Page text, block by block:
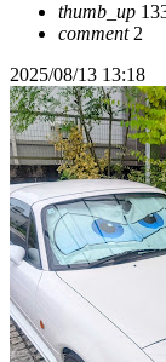
thumb_up
comment2
2025/08/13 13:18